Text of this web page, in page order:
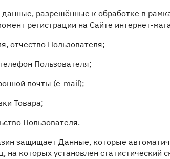
разрешённые к обработке в
регистрации на Сайте интернет-
отчество Пользователя;
Пользователя;
почты (e-mail);
Товара;
Пользователя.
защищает Данные, которые
на которых установлен статистический